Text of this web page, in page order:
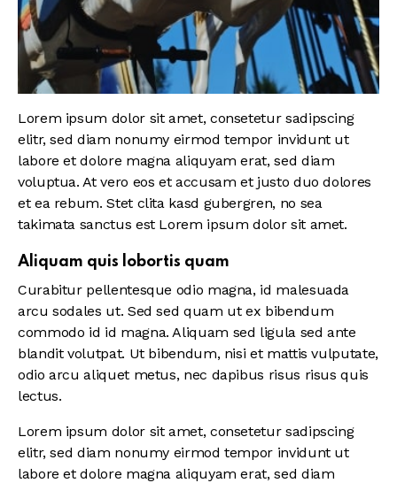
Lorem ipsum dolor sit amet, consetetur sadipscing
elitr, sed diam nonumy eirmod tempor invidunt ut
labore et dolore magna aliquyam erat, sed diam
voluptua. At vero eos et accusam et justo duo dolores
et ea rebum. Stet clita kasd gubergren, no sea
takimata sanctus est Lorem ipsum dolor sit amet.
Aliquam quis lobortis quam
Curabitur pellentesque odio magna, id malesuada
arcu sodales ut. Sed sed quam ut ex bibendum
commodo id id magna. Aliquam sed ligula sed ante
blandit volutpat. Ut bibendum, nisi et mattis vulputate,
odio arcu aliquet metus, nec dapibus risus risus quis
lectus.
Lorem ipsum dolor sit amet, consetetur sadipscing
elitr, sed diam nonumy eirmod tempor invidunt ut
labore et dolore magna aliquyam erat, sed diam